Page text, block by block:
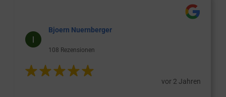
Bjoern Nuernberger
108 Rezensionen
vor 2 Jahren